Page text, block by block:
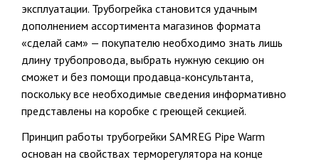
эксплуатации. Трубогрейка становится удачным
дополнением ассортимента магазинов формата
«сделай сам» — покупателю необходимо знать лишь
длину трубопровода, выбрать нужную секцию он
сможет и без помощи продавца-консультанта,
поскольку все необходимые сведения информативно
представлены на коробке с греющей секцией.
Принцип работы трубогрейки SAMREG Pipe Warm
основан на свойствах терморегулятора на конце